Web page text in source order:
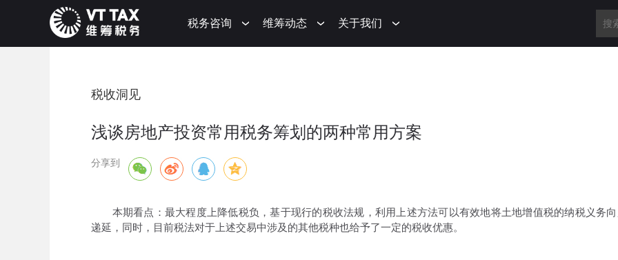
税务咨询 维筹动态 关于我们
税收洞见
浅谈房地产投资常用税务筹划的两种常用方案
分享到
本期看点：最大程度上降低税负，基于现行的税收法规，利用上述方法可以有效地将土地增值税的纳税义务
递延，同时，目前税法对于上述交易中涉及的其他税种也给予了一定的税收优惠。